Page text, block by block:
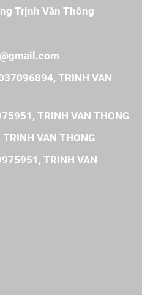
Trịnh Văn Thông
TRINH VAN
TRINH VAN THONG
VAN THONG
TRINH VAN